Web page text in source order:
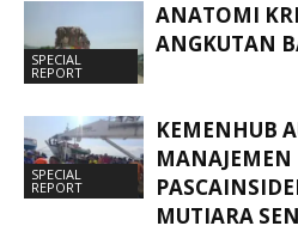
SPECIAL
REPORT
ANATOMI
ANGKUTAN
SPECIAL
REPORT
KEMENHUB
MANAJEMEN
MUTIARA